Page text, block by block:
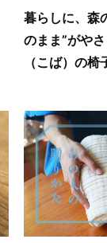
暮らしに、森
のまま”がや
（こば）の